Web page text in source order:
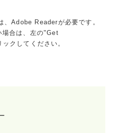
、Adobe Readerが必要です。
合は、左の"Get
クしてください。